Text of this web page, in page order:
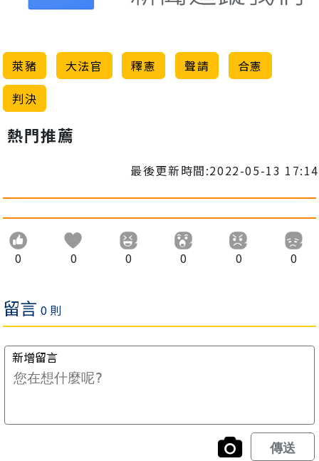
萊豬 大法官 釋憲 聲請
合憲
判決
熱門推薦
最後更新時間:2022-05-13 17:14
0 0 0 0 0 0